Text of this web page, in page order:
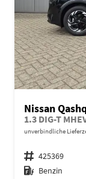
Nissan
unverbindliche
Fahrzeugnr. 425369
Kraftstoff Benzin